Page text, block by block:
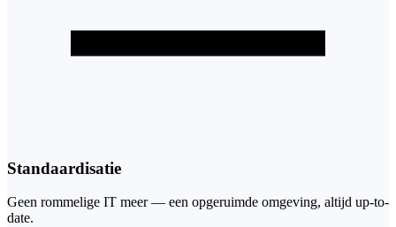
Standaardisatie
Geen rommelige IT meer — een opgeruimde omgeving, altijd up-to-
date.